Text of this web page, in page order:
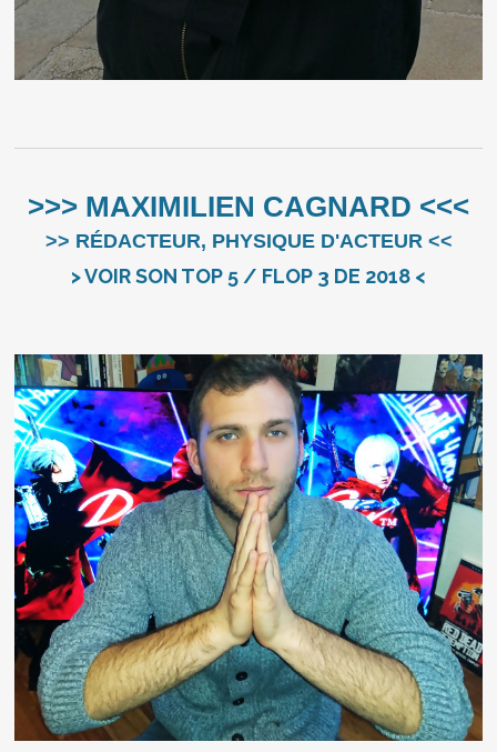
>>> MAXIMILIEN CAGNARD <<<
>> RÉDACTEUR, PHYSIQUE D'ACTEUR <<
> VOIR SON TOP 5 / FLOP 3 DE 2018 <